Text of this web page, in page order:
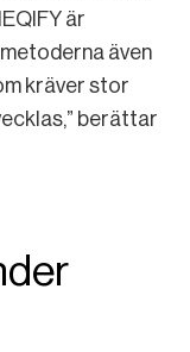
är
även
kräver stor
berättar